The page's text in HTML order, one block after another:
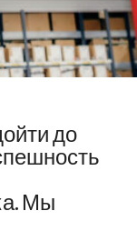
до
Мы